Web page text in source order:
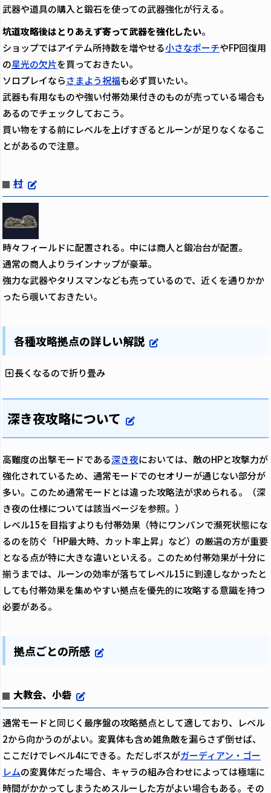
武器や道具の購入と鍛石を使っての武器強化が行える。
坑道攻略後はとりあえず寄って武器を強化したい。
ショップではアイテム所持数を増やせる小さなポーチやFP回復用
の星光の欠片を買っておきたい。
ソロプレイならさまよう祝福も必ず買いたい。
武器も有用なものや強い付帯効果付きのものが売っている場合も
あるのでチェックしておこう。
買い物をする前にレベルを上げすぎるとルーンが足りなくなるこ
とがあるので注意。
村
時々フィールドに配置される。中には商人と鍛冶台が配置。
通常の商人よりラインナップが豪華。
強力な武器やタリスマンなども売っているので、近くを通りかか
ったら覗いておきたい。
各種攻略拠点の詳しい解説
長くなるので折り畳み
深き夜攻略について
高難度の出撃モードである深き夜においては、敵のHPと攻撃力が
強化されているため、通常モードでのセオリーが通じない部分が
多い。このため通常モードとは違った攻略法が求められる。（深
き夜の仕様については該当ページを参照。）
レベル15を目指すよりも付帯効果（特にワンパンで瀕死状態にな
るのを防ぐ「HP最大時、カット率上昇」など）の厳選の方が重要
となる点が特に大きな違いといえる。このため付帯効果が十分に
揃うまでは、ルーンの効率が落ちてレベル15に到達しなかったと
しても付帯効果を集めやすい拠点を優先的に攻略する意識を持つ
必要がある。
拠点ごとの所感
大教会、小砦
通常モードと同じく最序盤の攻略拠点として適しており、レベル
2から向かうのがよい。変異体も含め雑魚敵を漏らさず倒せば、
ここだけでレベル4にできる。ただしボスがガーディアン・ゴー
レムの変異体だった場合、キャラの組み合わせによっては極端に
時間がかかってしまうためスルーした方がよい場合もある。その